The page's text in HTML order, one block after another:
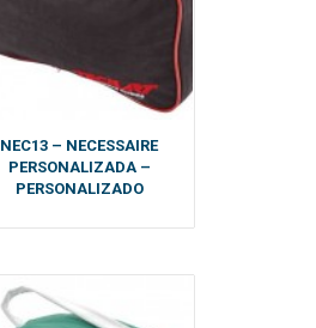
NEC13 – NECESSAIRE
PERSONALIZADA –
PERSONALIZADO